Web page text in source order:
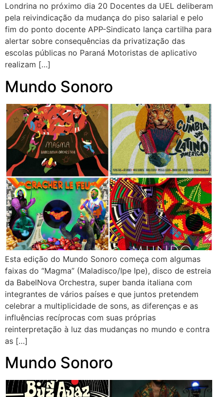
Londrina no próximo dia 20 Docentes da UEL deliberam
pela reivindicação da mudança do piso salarial e pelo
fim do ponto docente APP-Sindicato lança cartilha para
alertar sobre consequências da privatização das
escolas públicas no Paraná Motoristas de aplicativo
realizam […]
Mundo Sonoro
Esta edição do Mundo Sonoro começa com algumas
faixas do “Magma” (Maladisco/Ipe Ipe), disco de estreia
da BabelNova Orchestra, super banda italiana com
integrantes de vários países e que juntos pretendem
celebrar a multiplicidade de sons, as diferenças e as
influências recíprocas com suas próprias
reinterpretação à luz das mudanças no mundo e contra
as […]
Mundo Sonoro